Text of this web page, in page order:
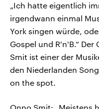
„Ich hatte eigentlich
irgendwann einmal
York singen würde,
Gospel und R'n'B.“
Smit ist einer der
den Niederlanden
on the spot.